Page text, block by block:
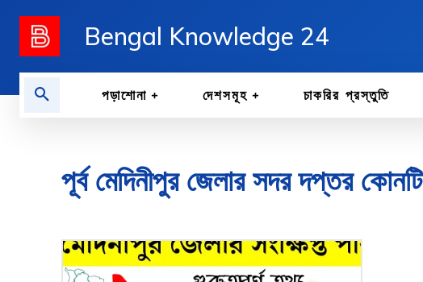
Bengal Knowledge 24
পড়াশোনা দেশসমূহ চাকরির প্রস্তুতি
পূর্ব মেদিনীপুর জেলার সদর দপ্তর কোনটি